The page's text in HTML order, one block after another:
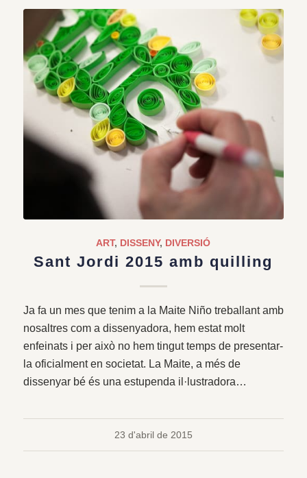
ART, DISSENY, DIVERSIÓ
Sant Jordi 2015 amb quilling
Ja fa un mes que tenim a la Maite Niño treballant amb
nosaltres com a dissenyadora, hem estat molt
enfeinats i per això no hem tingut temps de presentar-
la oficialment en societat. La Maite, a més de
dissenyar bé és una estupenda il·lustradora…
23 d'abril de 2015